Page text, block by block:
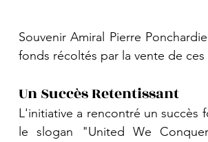
Souvenir Amiral Pierre
fonds récoltés par la vente de
Un Succès Retentissant
L'initiative a rencontré un succès
le slogan "United We